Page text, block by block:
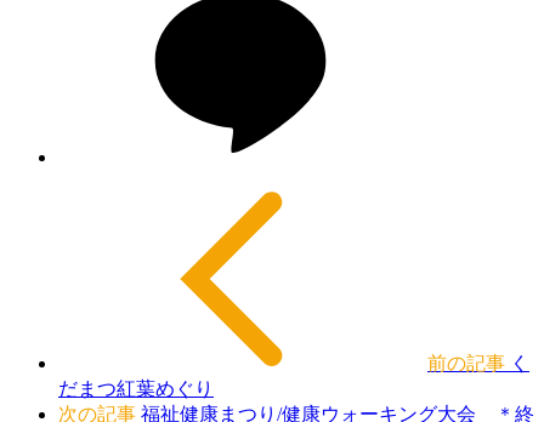
前の記事 く
だまつ紅葉めぐり
次の記事 福祉健康まつり/健康ウォーキング大会 ＊終